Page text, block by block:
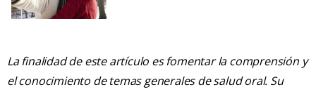
La finalidad de este artículo es fomentar la comprensión y
el conocimiento de temas generales de salud oral. Su